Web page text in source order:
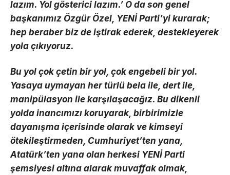
lazım. Yol gösterici lazım.’ O da son genel
başkanımız Özgür Özel, YENİ Parti’yi kurarak;
hep beraber biz de iştirak ederek, destekleyerek
yola çıkıyoruz.
Bu yol çok çetin bir yol, çok engebeli bir yol.
Yasaya uymayan her türlü bela ile, dert ile,
manipülasyon ile karşılaşacağız. Bu dikenli
yolda inancımızı koruyarak, birbirimizle
dayanışma içerisinde olarak ve kimseyi
ötekileştirmeden, Cumhuriyet’ten yana,
Atatürk’ten yana olan herkesi YENİ Parti
şemsiyesi altına alarak muvaffak olmak,